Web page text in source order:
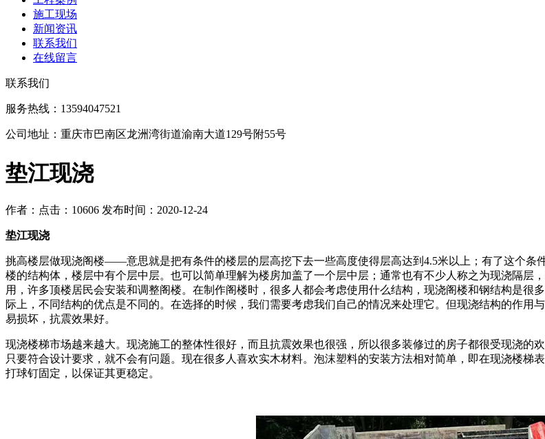
垫江现浇
作者： 点击：10606 发布时间：2020-12-24
垫江现浇
挑高楼层做现浇阁楼——意思就是把有条件的楼层的层高挖下去一些高度使得层高达到4.5米以上；有了这个条
楼的结构体，楼层中有个层中层。也可以简单理解为楼房加盖了一个层中层；通常也有不少人称之为现浇隔层
用，许多顶楼居民会安装和调整阁楼。在制作阁楼时，很多人都会考虑使用什么结构，现浇阁楼和钢结构是
际上，不同结构的优点是不同的。在选择的时候，我们需要考虑我们自己的情况来处理它。但现浇结构的作
易损坏，抗震效果好。
现浇楼梯市场越来越大。现浇施工的整体性很好，而且抗震效果也很强，所以很多装修过的房子都很受现浇的
只要符合设计要求，就不会有问题。现在很多人喜欢实木材料。泡沫塑料的安装方法相对简单，即在现浇楼
打球钉固定，以保证其更稳定。
施工现场
新闻资讯
联系我们
在线留言
联系我们
服务热线：13594047521
公司地址：重庆市巴南区龙洲湾街道渝南大道129号附55号